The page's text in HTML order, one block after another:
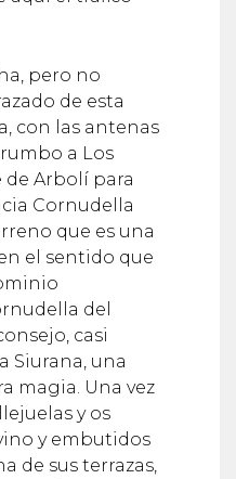
pero no
de esta
con las antenas
a Los
de Arbolí para
Cornudella
que es una
el sentido que
del
casi
Siurana, una
magia. Una vez
y os
y embutidos
de sus terrazas,